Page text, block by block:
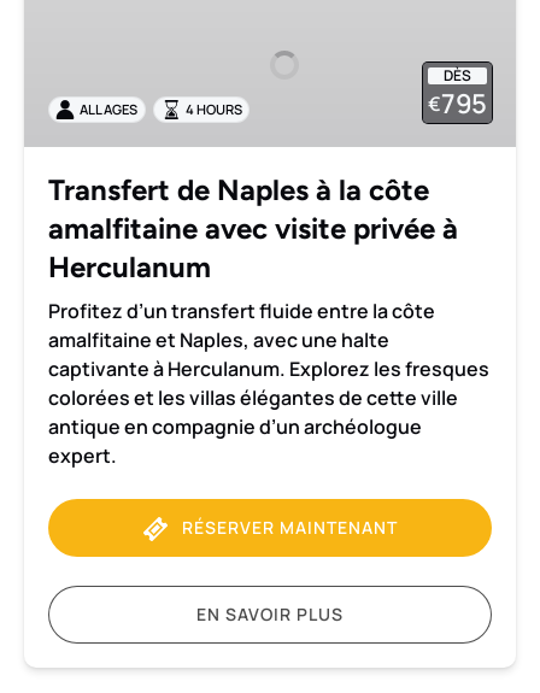
côte
amalfitaine
visite
privée
Herculanum
DÈS
€795
ALL AGES 4 HOURS
Transfert de Naples à la côte
amalfitaine avec visite privée à
Herculanum
Profitez d’un transfert fluide entre la côte
amalfitaine et Naples, avec une halte
captivante à Herculanum. Explorez les fresques
colorées et les villas élégantes de cette ville
antique en compagnie d’un archéologue
expert.
RÉSERVER MAINTENANT
EN SAVOIR PLUS